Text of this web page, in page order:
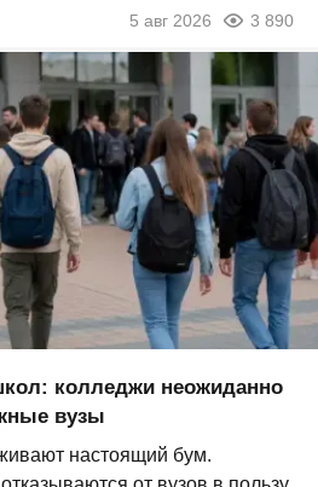
5 авг 2026 3 890
колледжи неожиданно
вузы
настоящий бум.